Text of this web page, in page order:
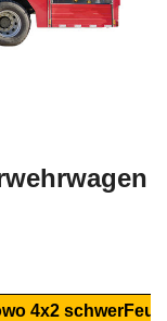
4x2 schwer